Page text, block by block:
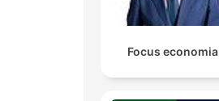
Focus economia